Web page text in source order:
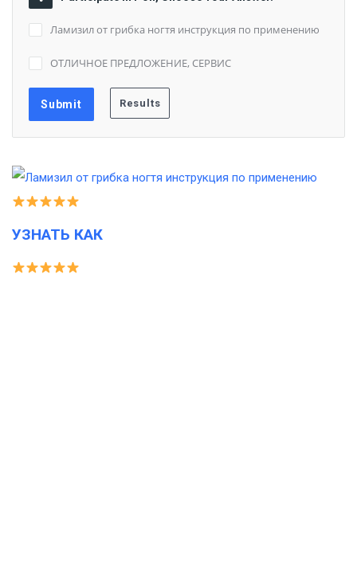
Ламизил от грибка ногтя инструкция по применению
ОТЛИЧНОЕ ПРЕДЛОЖЕНИЕ, СЕРВИС
УЗНАТЬ КАК